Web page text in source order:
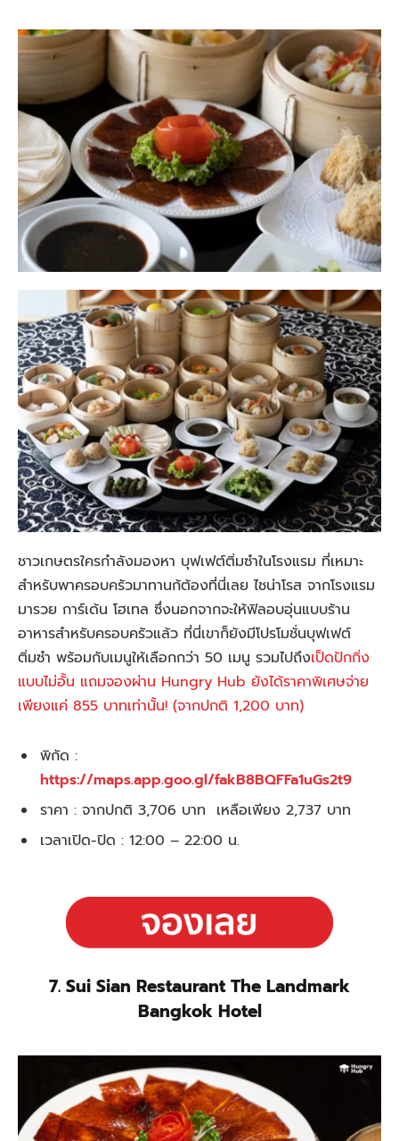
ชาวเกษตรใครกำลังมองหา บุฟเฟต์ติ่มซำในโรงแรม ที่เหมาะ
สำหรับพาครอบครัวมาทานก้ต้องที่นี่เลย ไชน่าโรส จากโรงแรม
มารวย การ์เด้น โฮเทล ซึ่งนอกจากจะให้ฟิลอบอุ่นแบบร้าน
อาหารสำหรับครอบครัวแล้ว ที่นี่เขาก็ยังมีโปรโมชั่นบุฟเฟต์
ติ่มซำ พร้อมกับเมนูให้เลือกกว่า 50 เมนู รวมไปถึงเป็ดปักกิ่ง
แบบไม่อั้น แถมจองผ่าน Hungry Hub ยังได้ราคาพิเศษจ่าย
เพียงแค่ 855 บาทเท่านั้น! (จากปกติ 1,200 บาท)
พิกัด :
https://maps.app.goo.gl/fakB8BQFFa1uGs2t9
ราคา : จากปกติ 3,706 บาท เหลือเพียง 2,737 บาท
เวลาเปิด-ปิด : 12:00 – 22:00 น.
7. Sui Sian Restaurant The Landmark
Bangkok Hotel